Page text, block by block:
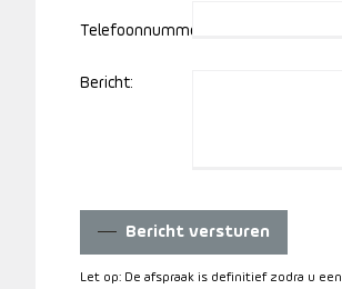
Telefoonnummer:
Bericht:
Bericht versturen
Let op: De afspraak is definitief zodra u een